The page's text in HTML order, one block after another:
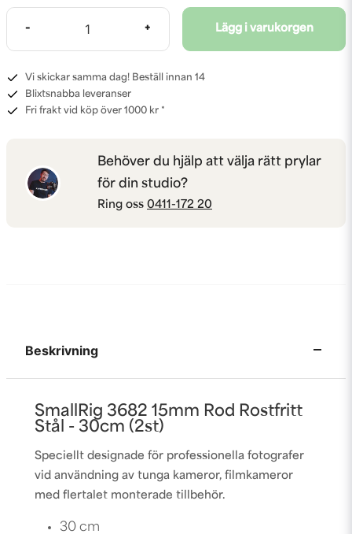
- + Lägg i varukorgen
Vi skickar samma dag! Beställ innan 14
Blixtsnabba leveranser
Fri frakt vid köp över 1000 kr *
Behöver du hjälp att välja rätt prylar
för din studio?
Ring oss 0411-172 20
Beskrivning
SmallRig 3682 15mm Rod Rostfritt
Stål - 30cm (2st)
Speciellt designade för professionella fotografer
vid användning av tunga kameror, filmkameror
med flertalet monterade tillbehör.
30 cm